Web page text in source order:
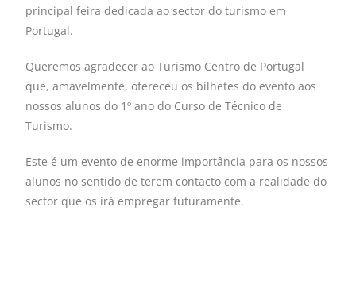
principal feira dedicada ao sector do turismo em
Portugal.
Queremos agradecer ao Turismo Centro de Portugal
que, amavelmente, ofereceu os bilhetes do evento aos
nossos alunos do 1º ano do Curso de Técnico de
Turismo.
Este é um evento de enorme importância para os nossos
alunos no sentido de terem contacto com a realidade do
sector que os irá empregar futuramente.